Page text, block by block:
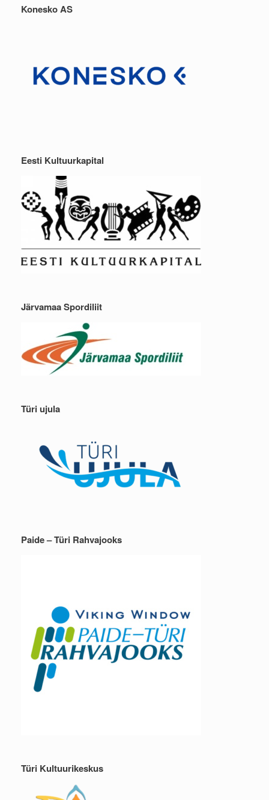
Konesko AS
Eesti Kultuurkapital
Järvamaa Spordiliit
Türi ujula
Paide – Türi Rahvajooks
Türi Kultuurikeskus